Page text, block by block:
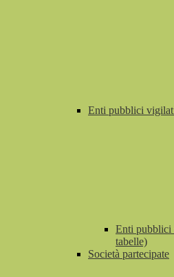
Enti pubblici
Enti pubblici
tabelle)
Società partecipate